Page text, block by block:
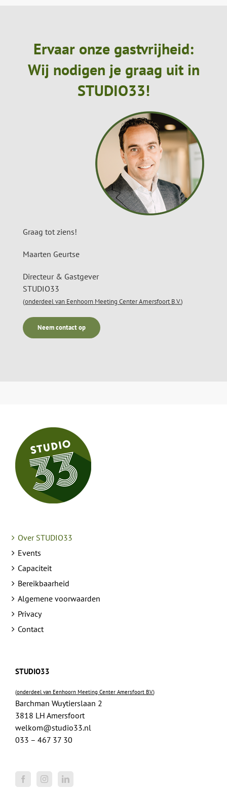
Ervaar onze gastvrijheid:
Wij nodigen je graag uit in
STUDIO33!
Graag tot ziens!
Maarten Geurtse
Directeur & Gastgever
STUDIO33
(onderdeel van Eenhoorn Meeting Center Amersfoort B.V.)
Neem contact op
Over STUDIO33
Events
Capaciteit
Bereikbaarheid
Algemene voorwaarden
Privacy
Contact
STUDIO33
(onderdeel van Eenhoorn Meeting Center Amersfoort B.V.)
Barchman Wuytierslaan 2
3818 LH Amersfoort
welkom@studio33.nl
033 – 467 37 30